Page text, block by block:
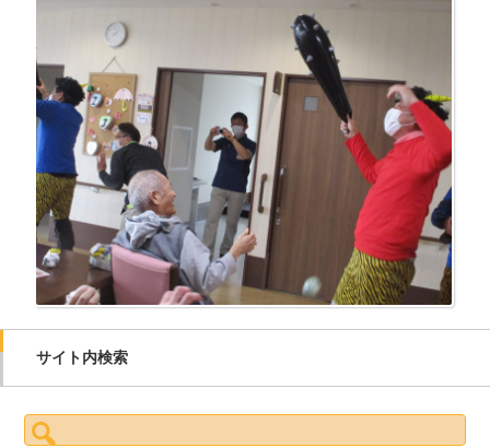
サイト内検索
検索: